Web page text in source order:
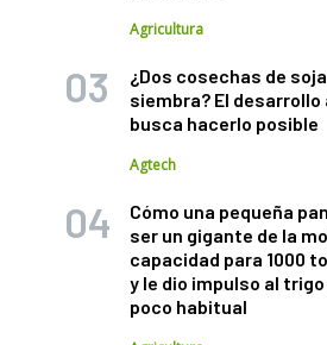
Agricultura
¿Dos cosechas de
siembra? El
busca hacerlo posible
Agtech
Cómo una pequeña
ser un gigante de la
capacidad para 1000
y le dio impulso al
poco habitual